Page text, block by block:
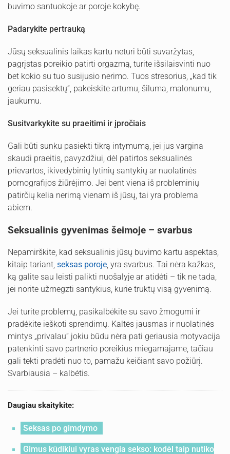
buvimo santuokoje ar poroje kokybę.
Padarykite pertrauką
Jūsų seksualinis laikas kartu neturi būti suvaržytas,
pagrįstas poreikio patirti orgazmą, turite išsilaisvinti nuo
bet kokio su tuo susijusio nerimo. Tuos stresorius, „kad tik
geriau pasisektų“, pakeiskite artumu, šiluma, malonumu,
jaukumu.
Susitvarkykite su praeitimi ir įpročiais
Gali būti sunku pasiekti tikrą intymumą, jei jus vargina
skaudi praeitis, pavyzdžiui, dėl patirtos seksualinės
prievartos, ikivedybinių lytinių santykių ar nuolatinės
pornografijos žiūrėjimo. Jei bent viena iš probleminių
patirčių kelia nerimą vienam iš jūsų, tai yra problema
abiem.
Seksualinis gyvenimas šeimoje – svarbus
Nepamirškite, kad seksualinis jūsų buvimo kartu aspektas,
kitaip tariant, seksas poroje, yra svarbus. Tai nėra kažkas,
ką galite sau leisti palikti nuošalyje ar atidėti – tik ne tada,
jei norite užmegzti santykius, kurie truktų visą gyvenimą.
Jei turite problemų, pasikalbėkite su savo žmogumi ir
pradėkite ieškoti sprendimų. Kaltės jausmas ir nuolatinės
mintys „privalau“ jokiu būdu nėra pati geriausia motyvacija
patenkinti savo partnerio poreikius miegamajame, tačiau
gali tekti pradėti nuo to, pamažu keičiant savo požiūrį.
Svarbiausia – kalbėtis.
Daugiau skaitykite:
Seksas po gimdymo
Gimus kūdikiui vyras vengia sekso: kodėl taip nutiko